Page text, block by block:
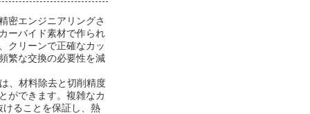
密エンジニアリングさ
ーバイド素材で作られ
クリーンで正確なカッ
繁な交換の必要性を減
、材料除去と切削精度
ができます。複雑なカ
ることを保証し、熱